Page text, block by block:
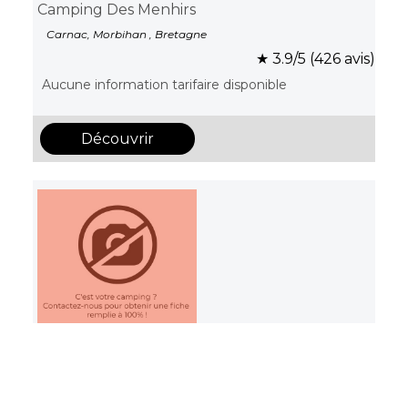
Camping Des Menhirs
Carnac, Morbihan , Bretagne
★ 3.9/5 (426 avis)
Aucune information tarifaire disponible
Découvrir